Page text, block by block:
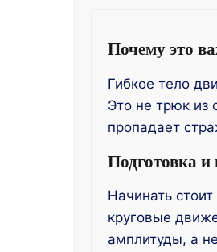
Почему это
Гибкое тело
Это не трюк из
пропадает
Подготовка и
Начинать
круговые
амплитуды, а